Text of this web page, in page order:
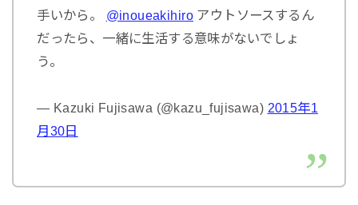
手いから。 @inoueakihiroアウトソースするん
だったら、一緒に生活する意味がないでしょ
う。
— Kazuki Fujisawa (@kazu_fujisawa) 2015年1
月30日